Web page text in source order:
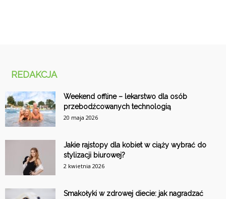
REDAKCJA
Weekend offline – lekarstwo dla osób
przebodźcowanych technologią
20 maja 2026
Jakie rajstopy dla kobiet w ciąży wybrać do
stylizacji biurowej?
2 kwietnia 2026
Smakołyki w zdrowej diecie: jak nagradzać